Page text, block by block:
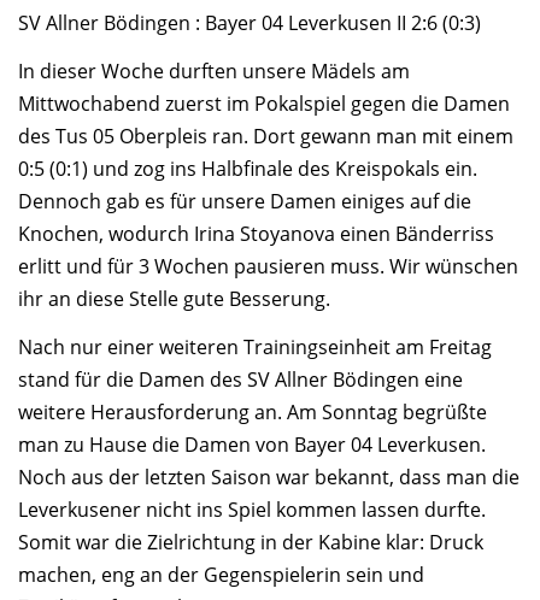
SV Allner Bödingen : Bayer 04 Leverkusen II 2:6 (0:3)
In dieser Woche durften unsere Mädels am
Mittwochabend zuerst im Pokalspiel gegen die Damen
des Tus 05 Oberpleis ran. Dort gewann man mit einem
0:5 (0:1) und zog ins Halbfinale des Kreispokals ein.
Dennoch gab es für unsere Damen einiges auf die
Knochen, wodurch Irina Stoyanova einen Bänderriss
erlitt und für 3 Wochen pausieren muss. Wir wünschen
ihr an diese Stelle gute Besserung.
Nach nur einer weiteren Trainingseinheit am Freitag
stand für die Damen des SV Allner Bödingen eine
weitere Herausforderung an. Am Sonntag begrüßte
man zu Hause die Damen von Bayer 04 Leverkusen.
Noch aus der letzten Saison war bekannt, dass man die
Leverkusener nicht ins Spiel kommen lassen durfte.
Somit war die Zielrichtung in der Kabine klar: Druck
machen, eng an der Gegenspielerin sein und